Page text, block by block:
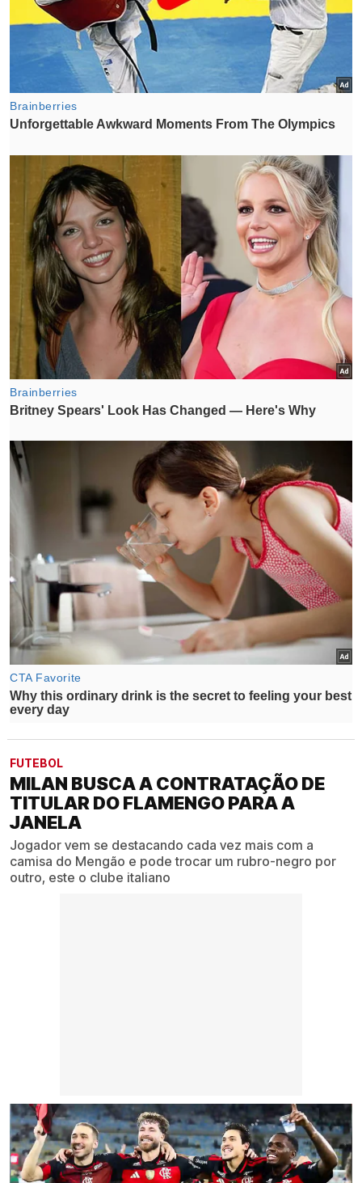
FUTEBOL
MILAN BUSCA A CONTRATAÇÃO DE
TITULAR DO FLAMENGO PARA A
JANELA
Jogador vem se destacando cada vez mais com a
camisa do Mengão e pode trocar um rubro-negro por
outro, este o clube italiano